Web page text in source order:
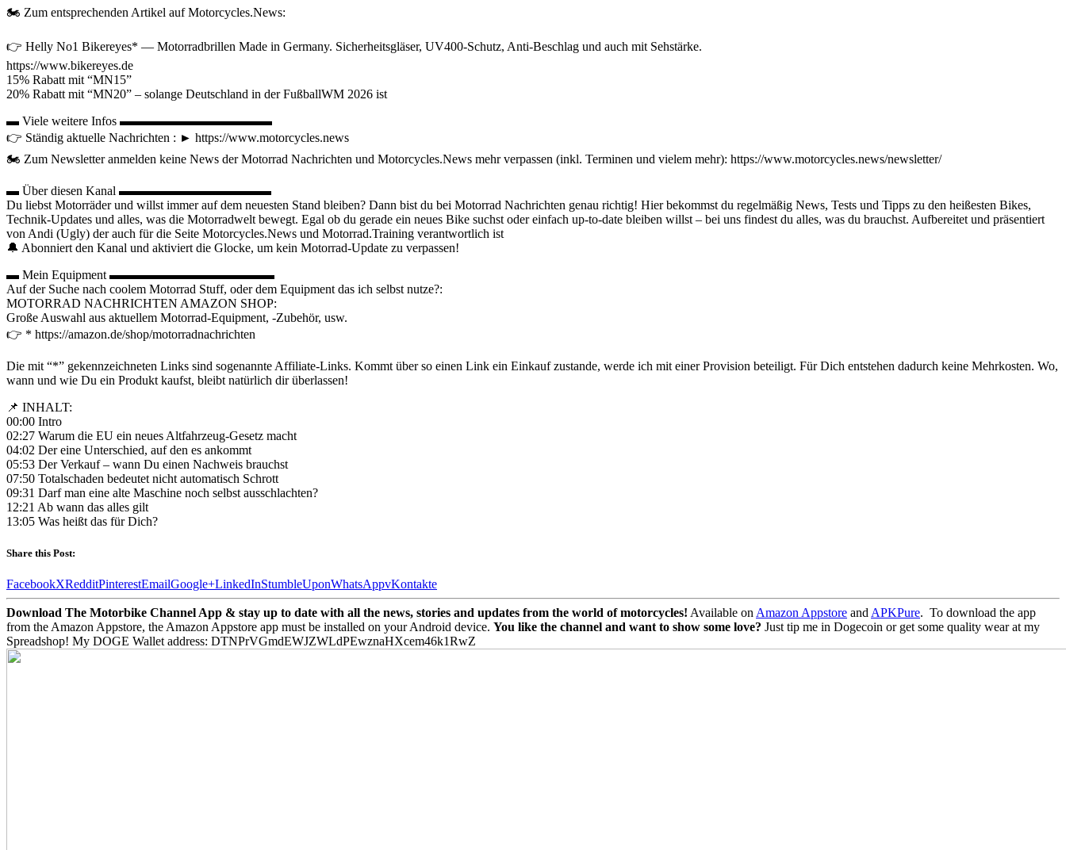
🏍️ Zum entsprechenden Artikel auf Motorcycles.News:
👉 Helly No1 Bikereyes* — Motorradbrillen Made in Germany. Sicherheitsgläser, UV400-Schutz, Anti-Beschlag und auch mit Sehstärke.
https://www.bikereyes.de
15% Rabatt mit “MN15”
20% Rabatt mit “MN20” – solange Deutschland in der FußballWM 2026 ist
▬ Viele weitere Infos ▬▬▬▬▬▬▬▬▬▬▬▬
👉 Ständig aktuelle Nachrichten : ► https://www.motorcycles.news
🏍️ Zum Newsletter anmelden keine News der Motorrad Nachrichten und Motorcycles.News mehr verpassen (inkl. Terminen und vielem mehr): https://www.motorcycles.news/newsletter/
▬ Über diesen Kanal ▬▬▬▬▬▬▬▬▬▬▬▬
Du liebst Motorräder und willst immer auf dem neuesten Stand bleiben? Dann bist du bei Motorrad Nachrichten genau richtig! Hier bekommst du regelmäßig News, Tests und Tipps zu den heißesten Bikes,
Technik-Updates und alles, was die Motorradwelt bewegt. Egal ob du gerade ein neues Bike suchst oder einfach up-to-date bleiben willst – bei uns findest du alles, was du brauchst. Aufbereitet und präsentiert
von Andi (Ugly) der auch für die Seite Motorcycles.News und Motorrad.Training verantwortlich ist
🔔 Abonniert den Kanal und aktiviert die Glocke, um kein Motorrad-Update zu verpassen!
▬ Mein Equipment ▬▬▬▬▬▬▬▬▬▬▬▬▬
Auf der Suche nach coolem Motorrad Stuff, oder dem Equipment das ich selbst nutze?:
MOTORRAD NACHRICHTEN AMAZON SHOP:
Große Auswahl aus aktuellem Motorrad-Equipment, -Zubehör, usw.
👉 * https://amazon.de/shop/motorradnachrichten
Die mit “*” gekennzeichneten Links sind sogenannte Affiliate-Links. Kommt über so einen Link ein Einkauf zustande, werde ich mit einer Provision beteiligt. Für Dich entstehen dadurch keine Mehrkosten. Wo,
wann und wie Du ein Produkt kaufst, bleibt natürlich dir überlassen!
📌 INHALT:
00:00 Intro
02:27 Warum die EU ein neues Altfahrzeug-Gesetz macht
04:02 Der eine Unterschied, auf den es ankommt
05:53 Der Verkauf – wann Du einen Nachweis brauchst
07:50 Totalschaden bedeutet nicht automatisch Schrott
09:31 Darf man eine alte Maschine noch selbst ausschlachten?
12:21 Ab wann das alles gilt
13:05 Was heißt das für Dich?
Share this Post:
FacebookXRedditPinterestEmailGoogle+LinkedInStumbleUponWhatsAppvKontakte
Download The Motorbike Channel App & stay up to date with all the news, stories and updates from the world of motorcycles! Available on Amazon Appstore and APKPure. To download the app
from the Amazon Appstore, the Amazon Appstore app must be installed on your Android device. You like the channel and want to show some love? Just tip me in Dogecoin or get some quality wear at my
Spreadshop! My DOGE Wallet address: DTNPrVGmdEWJZWLdPEwznaHXcem46k1RwZ